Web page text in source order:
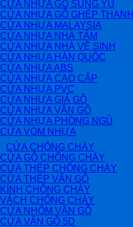
CỬA NHỰA GỖ SUNG YU
CỬA NHỰA GỖ GHÉP THANH
CỬA NHỰA MALAYSIA
CỬA NHỰA NHÀ TẮM
CỬA NHỰA NHÀ VỆ SINH
CỬA NHỰA HÀN QUỐC
CỬA NHỰA ABS
CỬA NHỰA CAO CẤP
CỬA NHỰA PVC
CỬA NHỰA GIẢ GỖ
CỬA NHỰA VÂN GỖ
CỬA NHỰA PHÒNG NGỦ
CỬA VÒM NHỰA
CỬA CHỐNG CHÁY
CỬA GỖ CHỐNG CHÁY
CỬA THÉP CHỐNG CHÁY
CỬA THÉP VÂN GỖ
KÍNH CHỐNG CHÁY
VÁCH CHỐNG CHÁY
CỬA NHÔM VÂN GỖ
CỬA VÂN GỖ 5D